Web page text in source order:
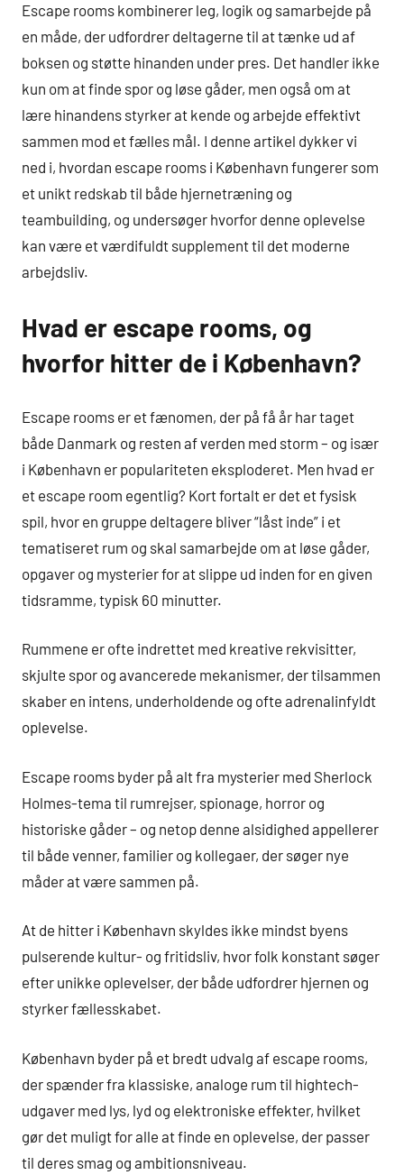
Escape rooms kombinerer leg, logik og samarbejde på
en måde, der udfordrer deltagerne til at tænke ud af
boksen og støtte hinanden under pres. Det handler ikke
kun om at finde spor og løse gåder, men også om at
lære hinandens styrker at kende og arbejde effektivt
sammen mod et fælles mål. I denne artikel dykker vi
ned i, hvordan escape rooms i København fungerer som
et unikt redskab til både hjernetræning og
teambuilding, og undersøger hvorfor denne oplevelse
kan være et værdifuldt supplement til det moderne
arbejdsliv.
Hvad er escape rooms, og
hvorfor hitter de i København?
Escape rooms er et fænomen, der på få år har taget
både Danmark og resten af verden med storm – og især
i København er populariteten eksploderet. Men hvad er
et escape room egentlig? Kort fortalt er det et fysisk
spil, hvor en gruppe deltagere bliver “låst inde” i et
tematiseret rum og skal samarbejde om at løse gåder,
opgaver og mysterier for at slippe ud inden for en given
tidsramme, typisk 60 minutter.
Rummene er ofte indrettet med kreative rekvisitter,
skjulte spor og avancerede mekanismer, der tilsammen
skaber en intens, underholdende og ofte adrenalinfyldt
oplevelse.
Escape rooms byder på alt fra mysterier med Sherlock
Holmes-tema til rumrejser, spionage, horror og
historiske gåder – og netop denne alsidighed appellerer
til både venner, familier og kollegaer, der søger nye
måder at være sammen på.
At de hitter i København skyldes ikke mindst byens
pulserende kultur- og fritidsliv, hvor folk konstant søger
efter unikke oplevelser, der både udfordrer hjernen og
styrker fællesskabet.
København byder på et bredt udvalg af escape rooms,
der spænder fra klassiske, analoge rum til hightech-
udgaver med lys, lyd og elektroniske effekter, hvilket
gør det muligt for alle at finde en oplevelse, der passer
til deres smag og ambitionsniveau.